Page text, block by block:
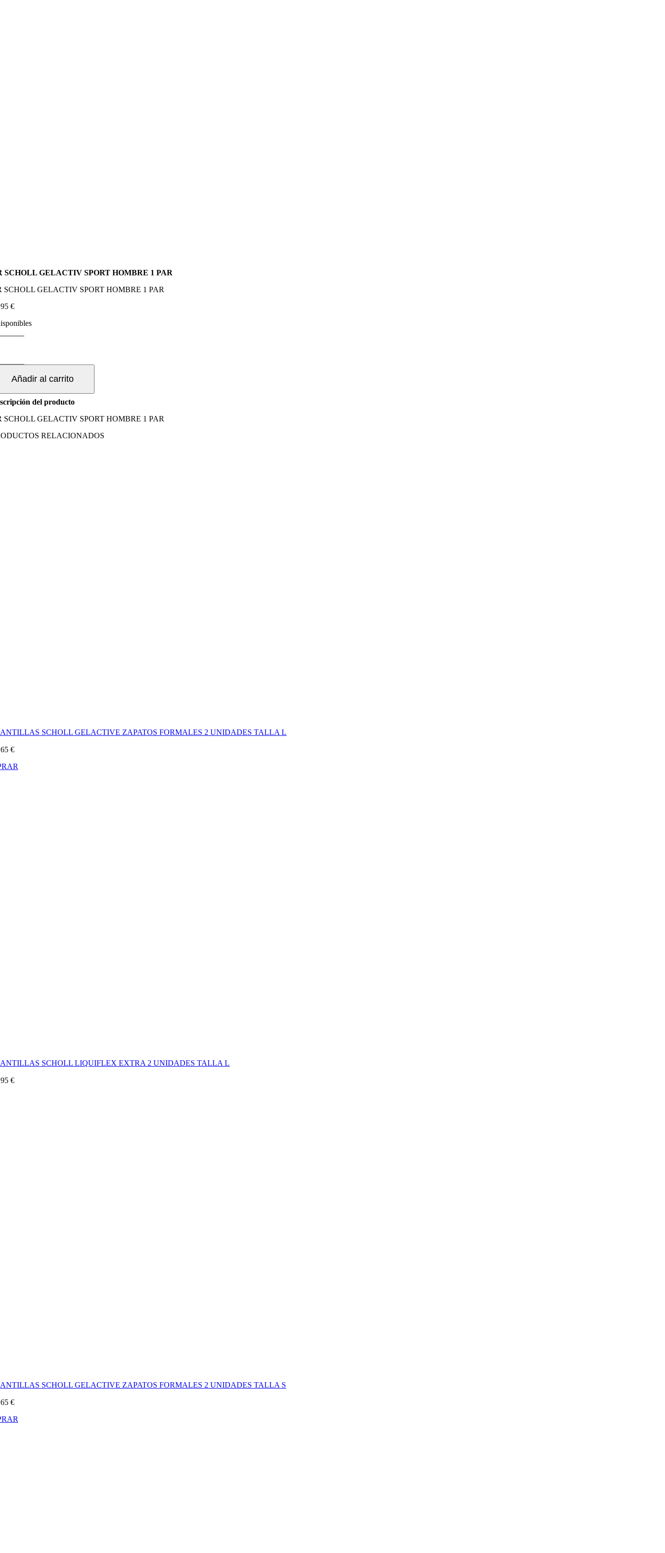
SCHOLL GELACTIV SPORT HOMBRE 1 PAR
SCHOLL GELACTIV SPORT HOMBRE 1 PAR
€
Añadir al carrito
del producto
SCHOLL GELACTIV SPORT HOMBRE 1 PAR
RELACIONADOS
SCHOLL GELACTIVE ZAPATOS FORMALES 2 UNIDADES TALLA L
€
SCHOLL LIQUIFLEX EXTRA 2 UNIDADES TALLA L
€
SCHOLL GELACTIVE ZAPATOS FORMALES 2 UNIDADES TALLA S
€